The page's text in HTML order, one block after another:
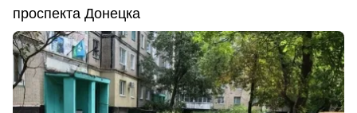
проспекта Донецка